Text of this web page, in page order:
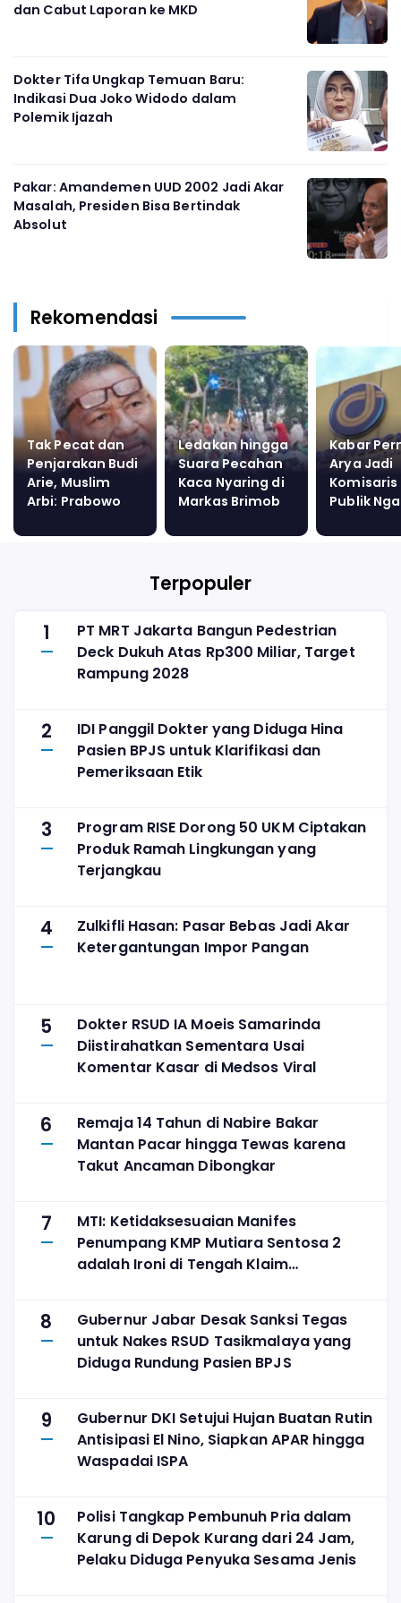
dan Cabut Laporan ke MKD
Dokter Tifa Ungkap Temuan Baru:
Indikasi Dua Joko Widodo dalam
Polemik Ijazah
Pakar: Amandemen UUD 2002 Jadi Akar
Masalah, Presiden Bisa Bertindak
Absolut
Rekomendasi
Tak Pecat dan
Penjarakan Budi
Arie, Muslim
Arbi: Prabowo
dalam
Ledakan hingga
Suara Pecahan
Kaca Nyaring di
Markas Brimob
Kabar
Arya Jadi
Komisaris
Publik
Terpopuler
1
PT MRT Jakarta Bangun Pedestrian
Deck Dukuh Atas Rp300 Miliar, Target
Rampung 2028
2
IDI Panggil Dokter yang Diduga Hina
Pasien BPJS untuk Klarifikasi dan
Pemeriksaan Etik
3
Program RISE Dorong 50 UKM Ciptakan
Produk Ramah Lingkungan yang
Terjangkau
4
Zulkifli Hasan: Pasar Bebas Jadi Akar
Ketergantungan Impor Pangan
5
Dokter RSUD IA Moeis Samarinda
Diistirahatkan Sementara Usai
Komentar Kasar di Medsos Viral
6
Remaja 14 Tahun di Nabire Bakar
Mantan Pacar hingga Tewas karena
Takut Ancaman Dibongkar
7
MTI: Ketidaksesuaian Manifes
Penumpang KMP Mutiara Sentosa 2
adalah Ironi di Tengah Klaim
8
Gubernur Jabar Desak Sanksi Tegas
untuk Nakes RSUD Tasikmalaya yang
Diduga Rundung Pasien BPJS
9
Gubernur DKI Setujui Hujan Buatan Rutin
Antisipasi El Nino, Siapkan APAR hingga
Waspadai ISPA
10
Polisi Tangkap Pembunuh Pria dalam
Karung di Depok Kurang dari 24 Jam,
Pelaku Diduga Penyuka Sesama Jenis